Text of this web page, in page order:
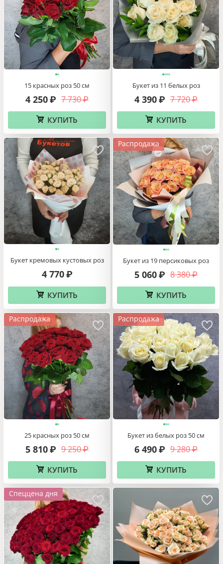
15 красных роз 50 см
7 730 ₽
4 250₽
КУПИТЬ
Букет из 11 белых роз
7 720 ₽
4 390₽
КУПИТЬ
Букет кремовых кустовых роз
4 770 ₽
КУПИТЬ
Распродажа
Букет из 19 персиковых роз
8 380 ₽
5 060₽
КУПИТЬ
Распродажа
25 красных роз 50 см
9 250 ₽
5 810₽
КУПИТЬ
Распродажа
Букет из белых роз 50 см
9 280 ₽
6 490₽
КУПИТЬ
Спеццена дня